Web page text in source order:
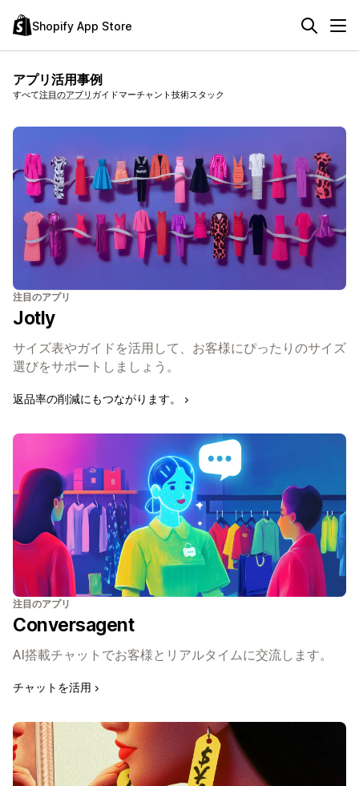
Shopify App Store
アプリ活用事例
すべて注目のアプリ ガイドマーチャント技術スタック
注目のアプリ
Jotly
サイズ表やガイドを活用して、お客様にぴったりのサイズ
選びをサポートしましょう。
返品率の削減にもつながります。
注目のアプリ
Conversagent
AI搭載チャットでお客様とリアルタイムに交流します。
チャットを活用